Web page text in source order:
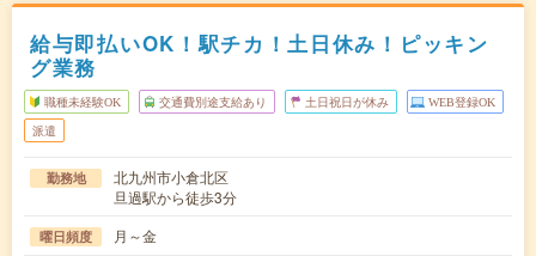
給与即払いOK！駅チカ！土日休み！ピッキン
グ業務
職種未経験OK 交通費別途支給あり 土日祝日が休み WEB登録OK
派遣
勤務地
北九州市小倉北区
旦過駅から徒歩3分
曜日頻度 月～金